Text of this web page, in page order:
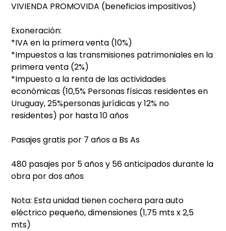
VIVIENDA PROMOVIDA (beneficios impositivos)
Exoneración:
*IVA en la primera venta (10%)
*Impuestos a las transmisiones patrimoniales en la
primera venta (2%)
*Impuesto a la renta de las actividades
económicas (10,5% Personas físicas residentes en
Uruguay, 25%personas jurídicas y 12% no
residentes) por hasta 10 años
Pasajes gratis por 7 años a Bs As
480 pasajes por 5 años y 56 anticipados durante la
obra por dos años
Nota: Esta unidad tienen cochera para auto
eléctrico pequeño, dimensiones (1,75 mts x 2,5
mts)